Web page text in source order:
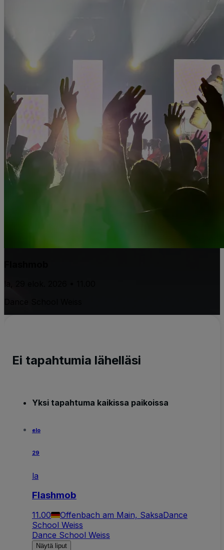
Ei tapahtumia lähelläsi
Yksi tapahtuma kaikissa paikoissa
elo
29
la
Flashmob
11.00 Offenbach am Main, SaksaDance
School Weiss
Dance School Weiss
Näytä liput